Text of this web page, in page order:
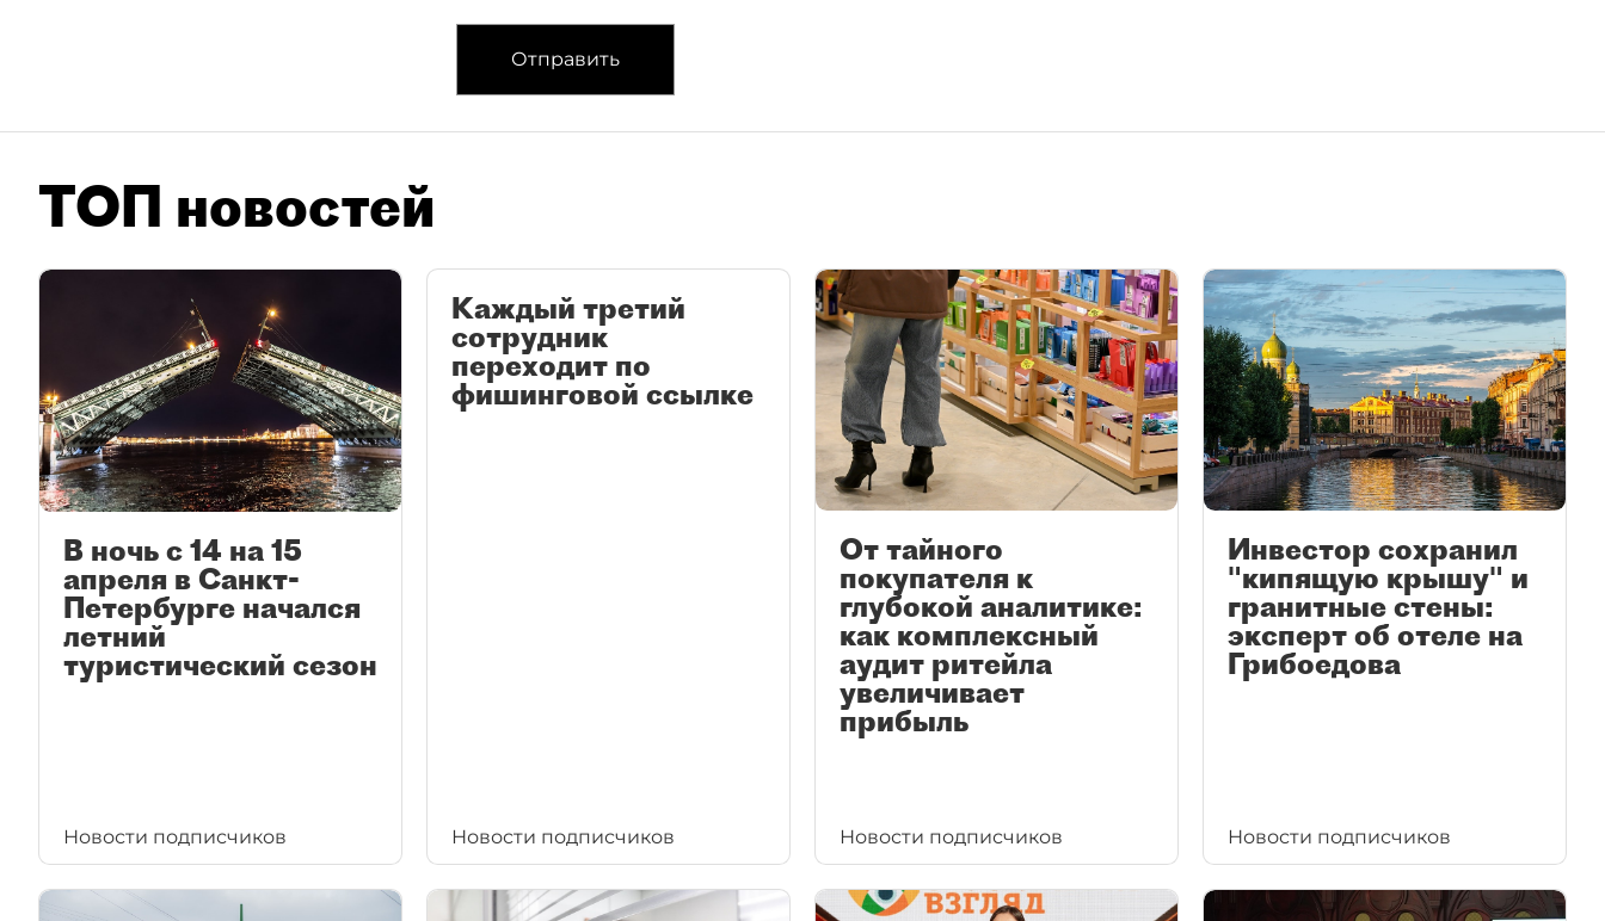
Отправить
ТОП новостей
В ночь с 14 на 15
апреля в Санкт-
Петербурге начался
летний
туристический сезон
Новости подписчиков
Каждый третий
сотрудник
переходит по
фишинговой ссылке
Новости подписчиков
От тайного
покупателя к
глубокой аналитике:
как комплексный
аудит ритейла
увеличивает
прибыль
Новости подписчиков
Инвестор сохранил
"кипящую крышу" и
гранитные стены:
эксперт об отеле на
Грибоедова
Новости подписчиков